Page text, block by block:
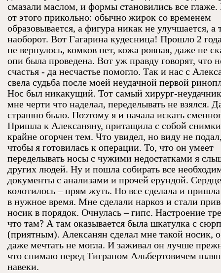
смазали маслом, и формы становились все
от этого прикольно: обычно жирок со временем
образовывается, а фигура никак не улучшается, а
наоборот. Вот Гагарина кудесница! Прошло 2
не вернулось, комков нет, кожа ровная, даже не
опи была проведена. Вот уж правду говорят, что
счастья - да несчастье помогло. Так и нас с
свела судьба после моей неудачной первой
Нос был никакущий. Тот самый хирург-
мне черти что наделал, переделывать не взялся.
страшно было. Поэтому я и начала искать
Пришла к Алексаняну, притащила с собой
крайне огорчен тем. Что увидел, но виду не
чтобы я готовилась к операции. То, что он умеет
переделывать носы с чужими недостатками я
других людей. Ну и пошла собирать все
документы с анализами и прочей ерундой. Сердце
колотилось – прям жуть. Но все сделала и
в нужное время. Мне сделали наркоз и стали
носик в порядок. Очнулась – гипс. Настроение
что там? А там оказывается была шкатулка с
(приятным). Алексанян сделал мне такой носик,
даже мечтать не могла. И заживал он лучше
что снимаю перед Тиграном Альбертовичем
навеки.